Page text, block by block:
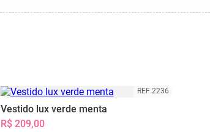
REF 2236
Vestido lux verde menta
R$ 209,00